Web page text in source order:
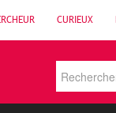
CURIEUX